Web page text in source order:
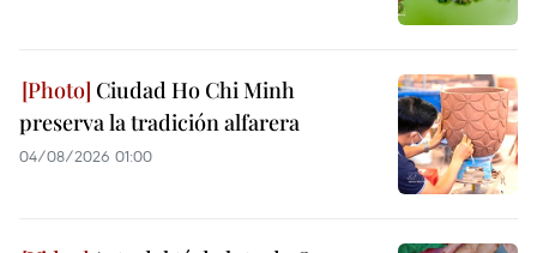
Ciudad Ho Chi Minh
preserva la tradición alfarera
04/08/2026 01:00